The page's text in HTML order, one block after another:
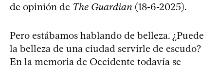
de opinión de The Guardian (18-6-2025).
Pero estábamos hablando de belleza. ¿Puede
la belleza de una ciudad servirle de escudo?
En la memoria de Occidente todavía se